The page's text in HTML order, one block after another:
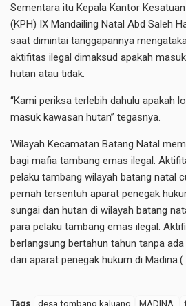
Sementara itu Kepala Kantor
(KPH) IX Mandailing Natal Abd Saleh
saat dimintai tanggapannya
aktifitas ilegal dimaksud apakah
hutan atau tidak.
“Kami periksa terlebih dahulu apakah
masuk kawasan hutan” tegasnya.
Wilayah Kecamatan Batang Natal
bagi mafia tambang emas ilegal.
pelaku tambang wilayah batang natal
pernah tersentuh aparat penegak
sungai dan hutan di wilayah batang
para pelaku tambang emas ilegal.
berlangsung bertahun tahun tanpa
dari aparat penegak hukum di
Tags desa tombang kaluang MADINA.